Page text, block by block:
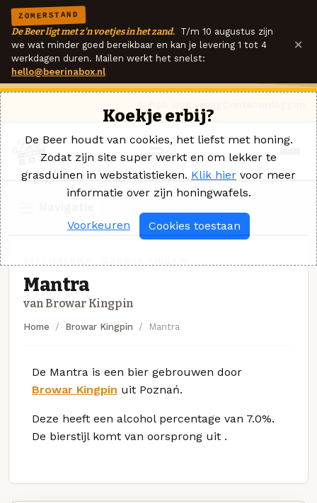
ZOMERSTAND
De Beer ligt met z'n voetjes in het zand. T/m 10 augustus zijn
we wat minder goed bereikbaar en kan je levering 1 tot 4
werkdagen duren. Mailen werkt het snelst:
hello@beerinabox.nl
×
Mantra
van Browar Kingpin
Home Browar Kingpin Mantra
De Mantra is een bier gebrouwen door
Browar Kingpin uit Poznań.
Deze heeft een alcohol percentage van 7.0%.
De bierstijl komt van oorsprong uit .
Koekje erbij?
De Beer houdt van cookies, het liefst met honing.
Zodat zijn site super werkt en om lekker te
grasduinen in webstatistieken. Klik hier voor meer
informatie over zijn honingwafels.
Voorkeuren Cookies toestaan